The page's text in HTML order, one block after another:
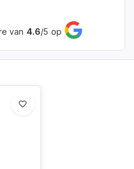
van 4.6/5 op